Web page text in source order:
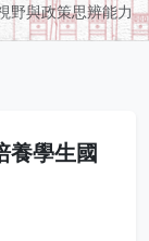
野與政策思辨能力
養學生國